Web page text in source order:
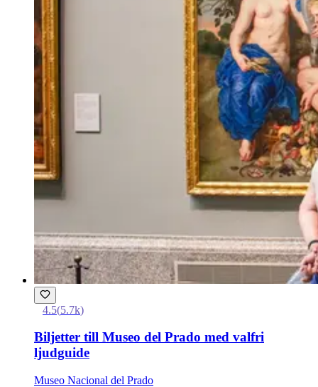
4.5(5.7k)
Biljetter till Museo del Prado med valfri
ljudguide
Museo Nacional del Prado